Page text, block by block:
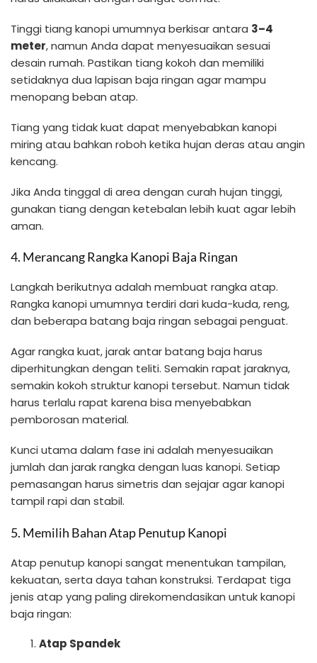
Tinggi tiang kanopi umumnya berkisar antara 3–4
meter, namun Anda dapat menyesuaikan sesuai
desain rumah. Pastikan tiang kokoh dan memiliki
setidaknya dua lapisan baja ringan agar mampu
menopang beban atap.
Tiang yang tidak kuat dapat menyebabkan kanopi
miring atau bahkan roboh ketika hujan deras atau angin
kencang.
Jika Anda tinggal di area dengan curah hujan tinggi,
gunakan tiang dengan ketebalan lebih kuat agar lebih
aman.
4. Merancang Rangka Kanopi Baja Ringan
Langkah berikutnya adalah membuat rangka atap.
Rangka kanopi umumnya terdiri dari kuda-kuda, reng,
dan beberapa batang baja ringan sebagai penguat.
Agar rangka kuat, jarak antar batang baja harus
diperhitungkan dengan teliti. Semakin rapat jaraknya,
semakin kokoh struktur kanopi tersebut. Namun tidak
harus terlalu rapat karena bisa menyebabkan
pemborosan material.
Kunci utama dalam fase ini adalah menyesuaikan
jumlah dan jarak rangka dengan luas kanopi. Setiap
pemasangan harus simetris dan sejajar agar kanopi
tampil rapi dan stabil.
5. Memilih Bahan Atap Penutup Kanopi
Atap penutup kanopi sangat menentukan tampilan,
kekuatan, serta daya tahan konstruksi. Terdapat tiga
jenis atap yang paling direkomendasikan untuk kanopi
baja ringan:
Atap Spandek